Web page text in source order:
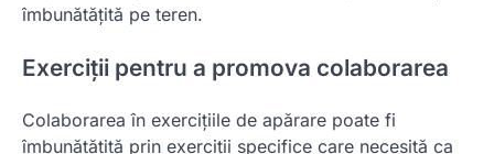
îmbunătățită pe teren.
Exerciții pentru a promova colaborarea
Colaborarea în exercițiile de apărare poate fi
îmbunătățită prin exerciții specifice care necesită ca